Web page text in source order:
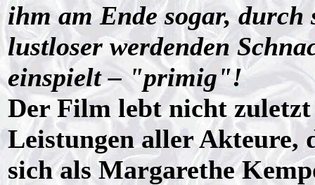
ihm am Ende sogar,
lustloser werdenden
einspielt – "primig"!
Der Film lebt nicht zuletzt
Leistungen aller Akteure,
sich als Margarethe